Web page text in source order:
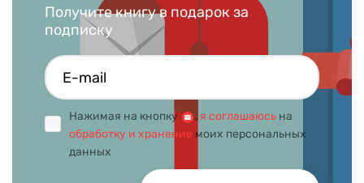
Получите книгу в подарок за
подписку
Нажимая на кнопку , я соглашаюсь на
обработку и хранение моих персональных
данных